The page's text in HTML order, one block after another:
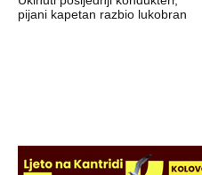
objava
pijani kapetan razbio lukobran